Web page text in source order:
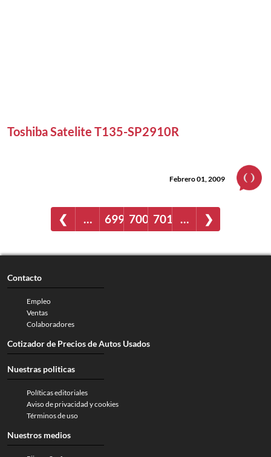
Toshiba Satelite T135-SP2910R
Febrero 01, 2009
❮ … 699 700 701 … ❯
Contacto
Empleo
Ventas
Colaboradores
Cotizador de Precios de Autos Usados
Nuestras politicas
Políticas editoriales
Aviso de privacidad y cookies
Términos de uso
Nuestros medios